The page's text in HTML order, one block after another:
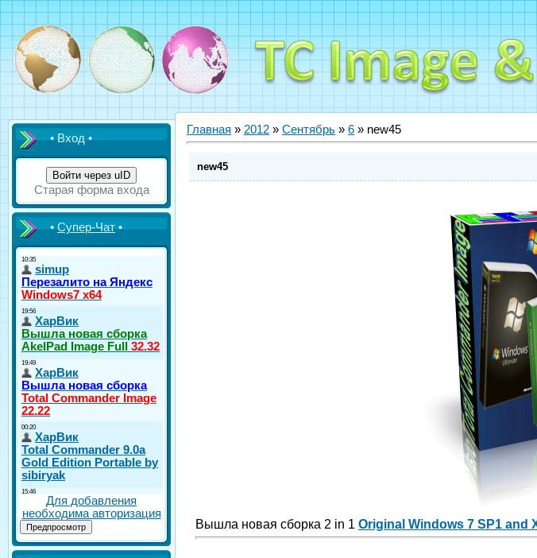
• Вход •
Войти через uID
Старая форма входа
•Супер-Чат•
Для добавления
необходима авторизация
Главная » 2012 » Сентябрь » 6 » new45
new45
Вышла новая сборка 2 in 1 Original Windows 7 SP1 and